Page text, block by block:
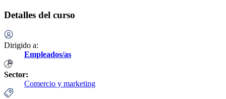
Detalles del curso
Dirigido a:
Empleados/as
Sector:
Comercio y marketing